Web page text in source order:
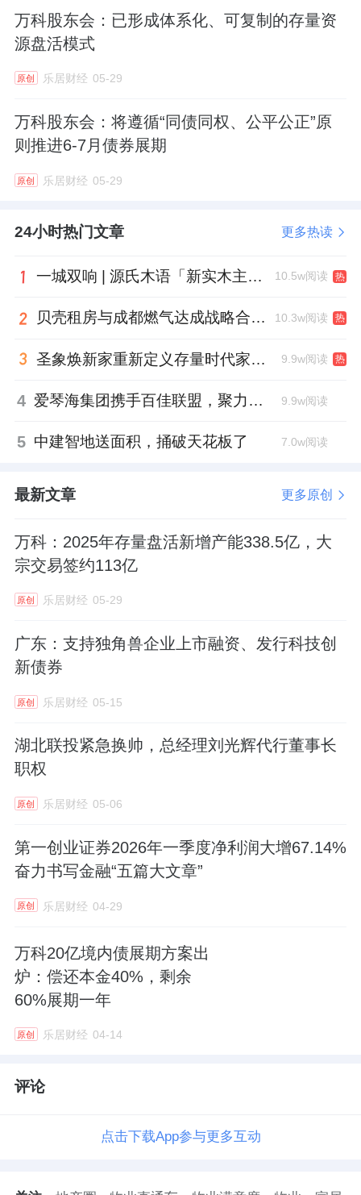
万科股东会：已形成体系化、可复制的存量资
源盘活模式
原创 乐居财经 05-29
万科股东会：将遵循“同债同权、公平公正”原
则推进6-7月债券展期
原创 乐居财经 05-29
24小时热门文章 更多热读
一城双响 | 源氏木语「新实木主义——黑标生活提案」发布会落地天津，黑标旗舰店盛大启幕 10.5w阅读 热
贝壳租房与成都燃气达成战略合作 打通安全巡检“最后一米” 10.3w阅读 热
圣象焕新家重新定义存量时代家居升级逻辑，筑牢说换就换的底气！ 9.9w阅读 热
4 爱琴海集团携手百佳联盟，聚力共拓存量商业新赛道 9.9w阅读
5 中建智地送面积，捅破天花板了 7.0w阅读
最新文章 更多原创
万科：2025年存量盘活新增产能338.5亿，大
宗交易签约113亿
原创 乐居财经 05-29
广东：支持独角兽企业上市融资、发行科技创
新债券
原创 乐居财经 05-15
湖北联投紧急换帅，总经理刘光辉代行董事长
职权
原创 乐居财经 05-06
第一创业证券2026年一季度净利润大增67.14%
奋力书写金融“五篇大文章”
原创 乐居财经 04-29
万科20亿境内债展期方案出
炉：偿还本金40%，剩余
60%展期一年
原创 乐居财经 04-14
评论
点击下载App参与更多互动